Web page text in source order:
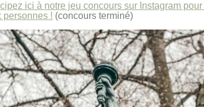
ici à notre jeu concours sur Instagram
personnes ! (concours terminé)